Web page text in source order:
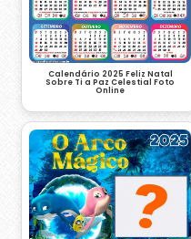
Calendário 2025 Feliz Natal
Sobre Ti a Paz Celestial Foto
Online